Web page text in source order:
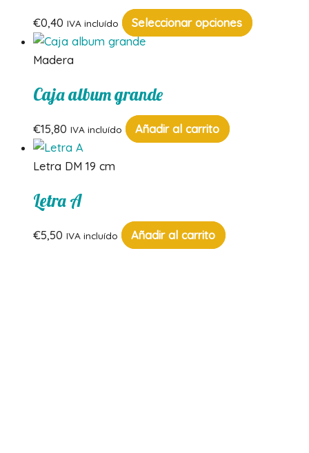
€0,40 IVA incluído Seleccionar opciones
Este
Madera
Caja album grande
€15,80 IVA incluído Añadir al carrito
Letra DM 19 cm
Letra A
€5,50 IVA incluído Añadir al carrito